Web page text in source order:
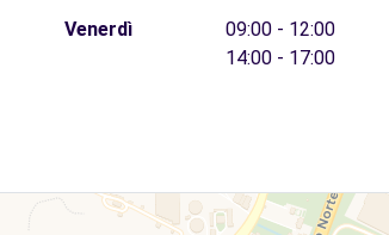
Venerdì
09:00 - 12:00
14:00 - 17:00